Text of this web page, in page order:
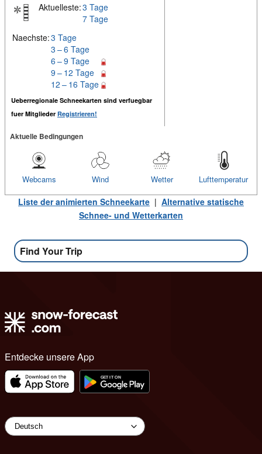
Aktuelleste:3 Tage
7 Tage
Naechste:3 Tage
3 – 6 Tage
6 – 9 Tage
9 – 12 Tage
12 – 16 Tage
Ueberregionale Schneekarten sind verfuegbar
fuer Mitglieder Registrieren!
Aktuelle Bedingungen
Lufttemperatur
Wetter
Wind
Webcams
Liste der animierten Schneekarte | Alternative statische
Schnee- und Wetterkarten
Find Your Trip
Entdecke unsere App